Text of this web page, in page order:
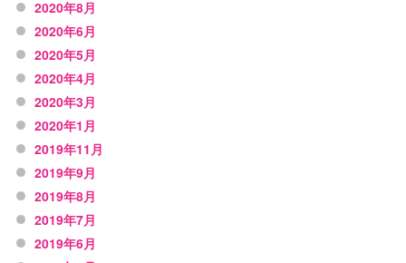
2020年8月
2020年6月
2020年5月
2020年4月
2020年3月
2020年1月
2019年11月
2019年9月
2019年8月
2019年7月
2019年6月